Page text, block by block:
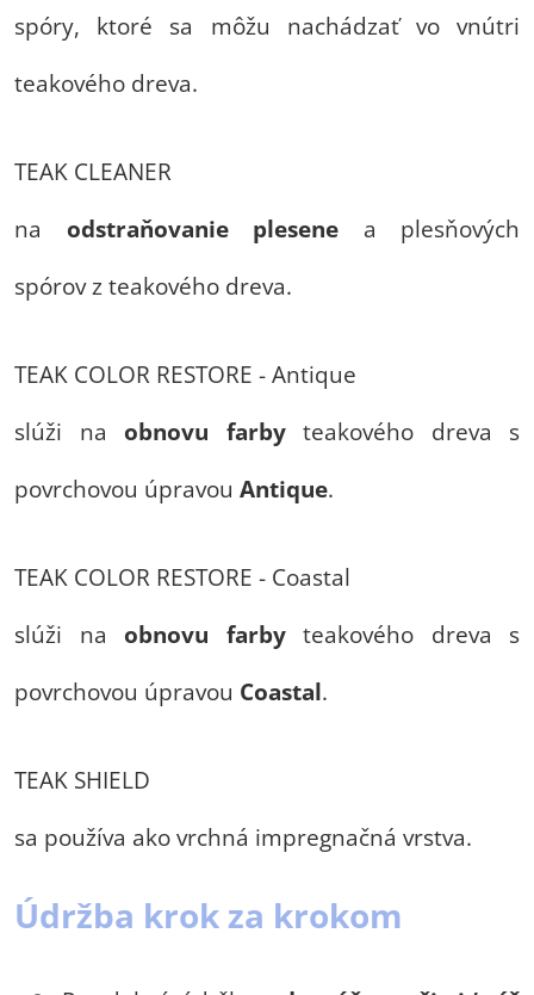
spóry, ktoré sa môžu nachádzať vo vnútri
teakového dreva.
TEAK CLEANER
na odstraňovanie plesene a plesňových
spórov z teakového dreva.
TEAK COLOR RESTORE - Antique
slúži na obnovu farby teakového dreva s
povrchovou úpravou Antique.
TEAK COLOR RESTORE - Coastal
slúži na obnovu farby teakového dreva s
povrchovou úpravou Coastal.
TEAK SHIELD
sa používa ako vrchná impregnačná vrstva.
Údržba krok za krokom